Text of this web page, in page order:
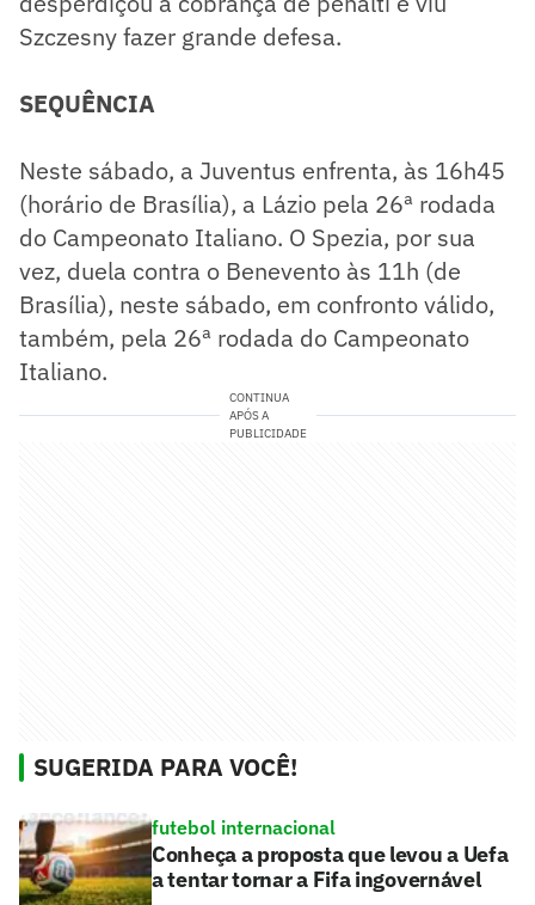
Szczesny fazer grande defesa.
SEQUÊNCIA
Neste sábado, a Juventus enfrenta, às 16h45
(horário de Brasília), a Lázio pela 26ª rodada
do Campeonato Italiano. O Spezia, por sua
vez, duela contra o Benevento às 11h (de
Brasília), neste sábado, em confronto válido,
também, pela 26ª rodada do Campeonato
Italiano.
CONTINUA
APÓS A
PUBLICIDADE
SUGERIDA PARA VOCÊ!
futebol internacional
Conheça a proposta que levou a Uefa
a tentar tornar a Fifa ingovernável